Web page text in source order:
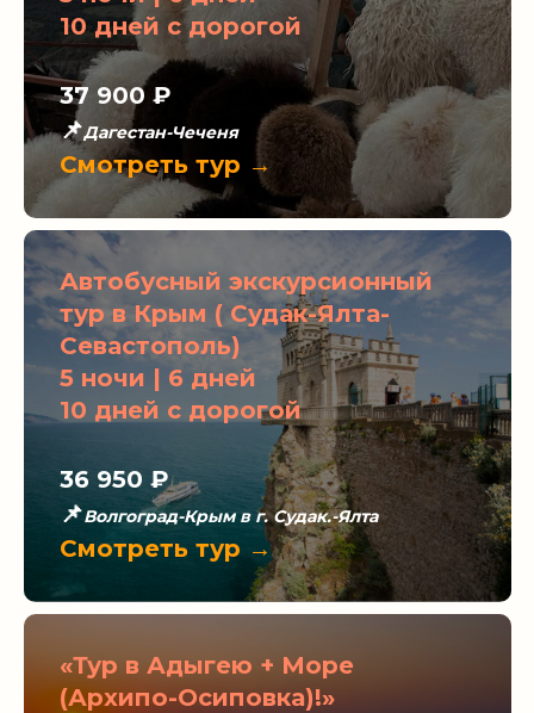
10 дней с дорогой
37 900 ₽
📌Дагестан-Чеченя
Смотреть тур →
Автобусный экскурсионный
тур в Крым ( Судак-Ялта-
Севастополь)
5 ночи | 6 дней
10 дней с дорогой
36 950 ₽
📌Волгоград-Крым в г. Судак.-Ялта
Смотреть тур →
«Тур в Адыгею + Море
(Архипо-Осиповка)!»